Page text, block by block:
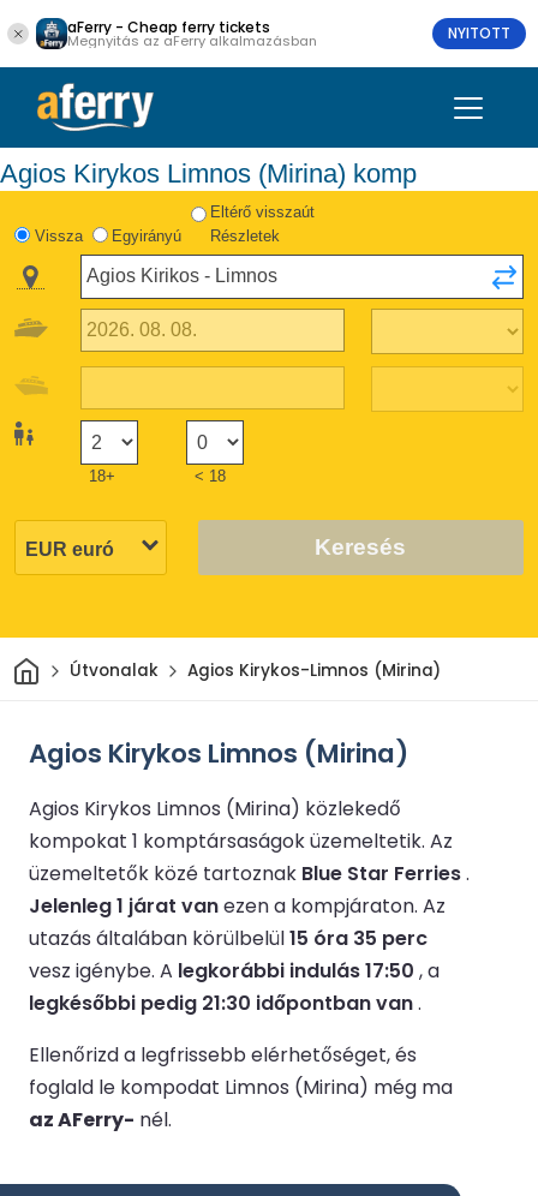
aFerry - Cheap ferry tickets
Megnyitás az aFerry alkalmazásban NYITOTT
Agios Kirykos Limnos (Mirina) komp
Vissza Egyirányú
Eltérő visszaút
Részletek
18+ < 18
Keresés
Otthon
Útvonalak Agios Kirykos-Limnos (Mirina)
Agios Kirykos Limnos (Mirina)
Agios Kirykos Limnos (Mirina) közlekedő
kompokat 1 komptársaságok üzemeltetik. Az
üzemeltetők közé tartoznak Blue Star Ferries.
Jelenleg 1 járat vanezen a kompjáraton. Az
utazás általában körülbelül15 óra 35 perc
vesz igénybe. A legkorábbi indulás 17:50 , a
legkésőbbi pedig 21:30 időpontban van.
Ellenőrizd a legfrissebb elérhetőséget, és
foglald le kompodat Limnos (Mirina) még ma
az AFerry- nél.